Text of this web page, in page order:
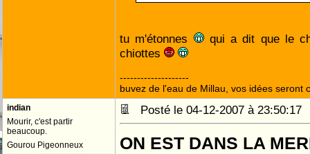
tu m'étonnes
qui a dit que le
chiottes
--------------------
buvez de l'eau de Millau, vos idées seront
indian
Mourir, c'est partir
beaucoup.
Gourou Pigeonneux
Posté le 04-12-2007 à
ON EST DANS LA